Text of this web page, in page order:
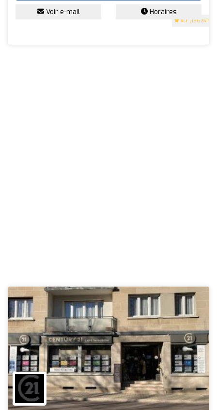
4.7 (196 avis)
Voir e-mail Horaires